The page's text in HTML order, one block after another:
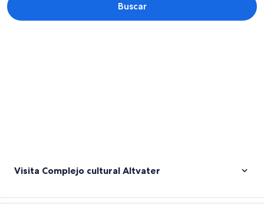
Buscar
Visita Complejo cultural Altvater